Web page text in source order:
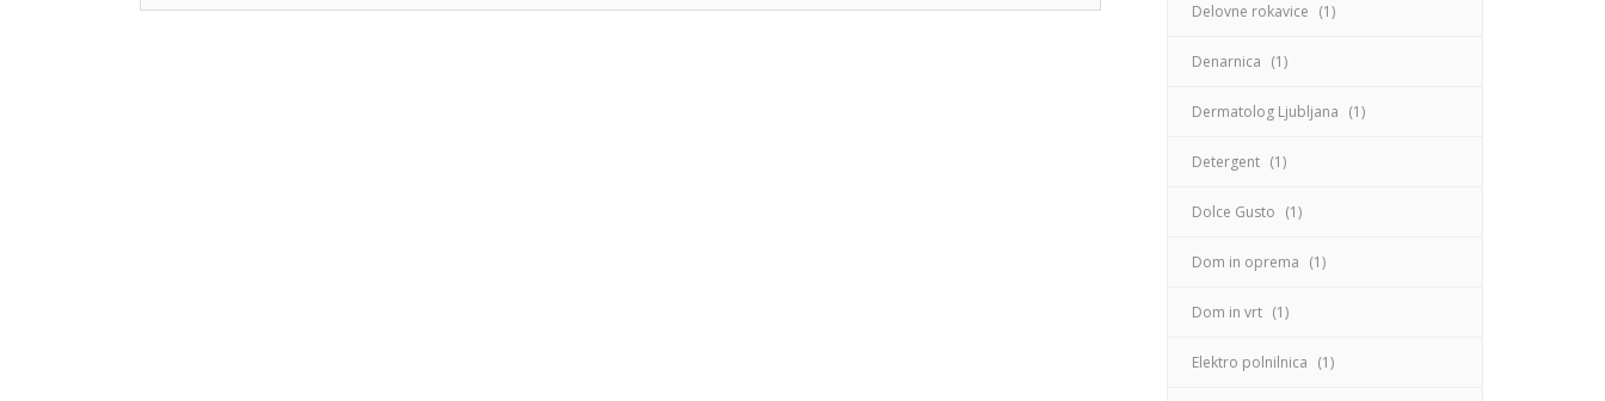
Delovne rokavice (1)
Denarnica (1)
Dermatolog Ljubljana (1)
Detergent (1)
Dolce Gusto (1)
Dom in oprema (1)
Dom in vrt (1)
Elektro polnilnica (1)